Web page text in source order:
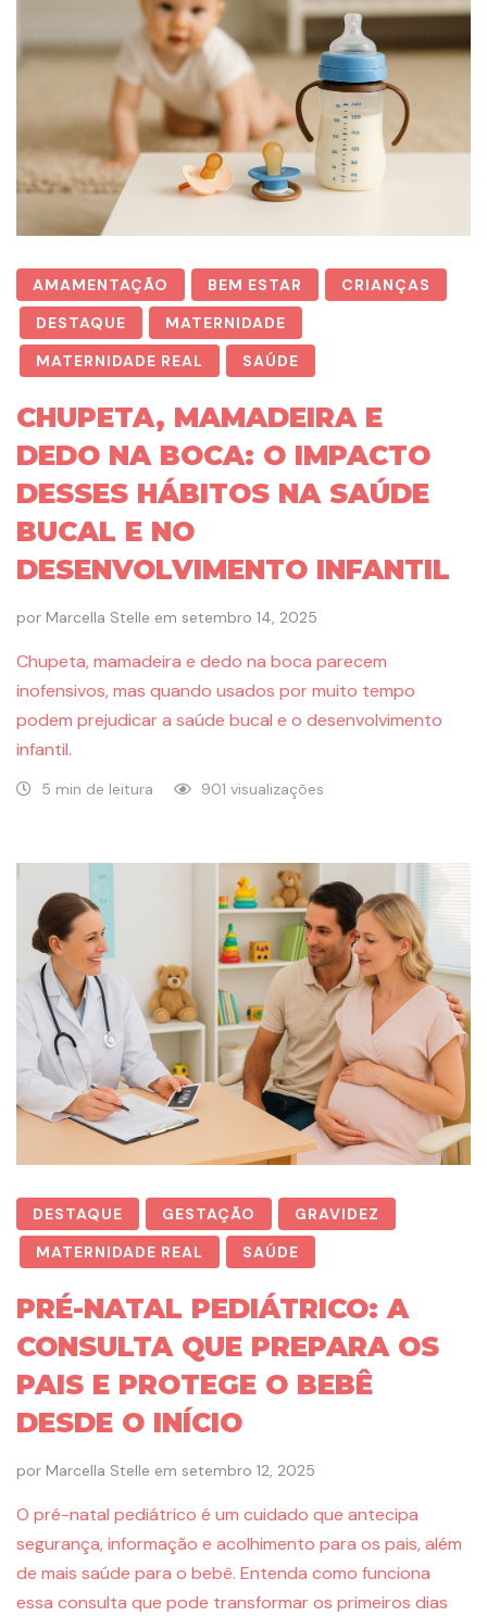
AMAMENTAÇÃO BEM ESTAR
CRIANÇAS
DESTAQUE
MATERNIDADE
MATERNIDADE REAL
SAÚDE
CHUPETA, MAMADEIRA E
DEDO NA BOCA: O IMPACTO
DESSES HÁBITOS NA SAÚDE
BUCAL E NO
DESENVOLVIMENTO INFANTIL
por Marcella Stelle em setembro 14, 2025
Chupeta, mamadeira e dedo na boca parecem
inofensivos, mas quando usados por muito tempo
podem prejudicar a saúde bucal e o desenvolvimento
infantil.
5 min de leitura 901 visualizações
DESTAQUE GESTAÇÃO
GRAVIDEZ
MATERNIDADE REAL
SAÚDE
PRÉ-NATAL PEDIÁTRICO: A
CONSULTA QUE PREPARA OS
PAIS E PROTEGE O BEBÊ
DESDE O INÍCIO
por Marcella Stelle em setembro 12, 2025
O pré-natal pediátrico é um cuidado que antecipa
segurança, informação e acolhimento para os pais, além
de mais saúde para o bebê. Entenda como funciona
essa consulta que pode transformar os primeiros dias